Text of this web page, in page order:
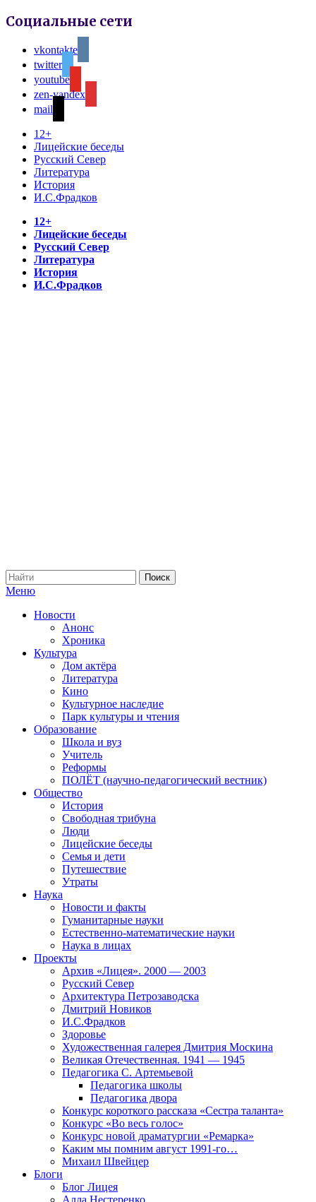
Социальные сети
vkontakte
twitter
youtube
zen-yandex
mail
12+
Лицейские беседы
Русский Север
Литература
История
И.С.Фрадков
12+
Лицейские беседы
Русский Север
Литература
История
И.С.Фрадков
Меню
Новости
Анонс
Хроника
Культура
Дом актёра
Литература
Кино
Культурное наследие
Парк культуры и чтения
Образование
Школа и вуз
Учитель
Реформы
ПОЛЁТ (научно-педагогический вестник)
Общество
История
Свободная трибуна
Люди
Лицейские беседы
Семья и дети
Путешествие
Утраты
Наука
Новости и факты
Гуманитарные науки
Естественно-математические науки
Наука в лицах
Проекты
Архив «Лицея». 2000 — 2003
Русский Север
Архитектура Петрозаводска
Дмитрий Новиков
И.С.Фрадков
Здоровье
Художественная галерея Дмитрия Москина
Великая Отечественная. 1941 — 1945
Педагогика С. Артемьевой
Педагогика школы
Педагогика двора
Конкурс короткого рассказа «Сестра таланта»
Конкурс «Во весь голос»
Конкурс новой драматургии «Ремарка»
Каким мы помним август 1991-го…
Михаил Швейцер
Блоги
Блог Лицея